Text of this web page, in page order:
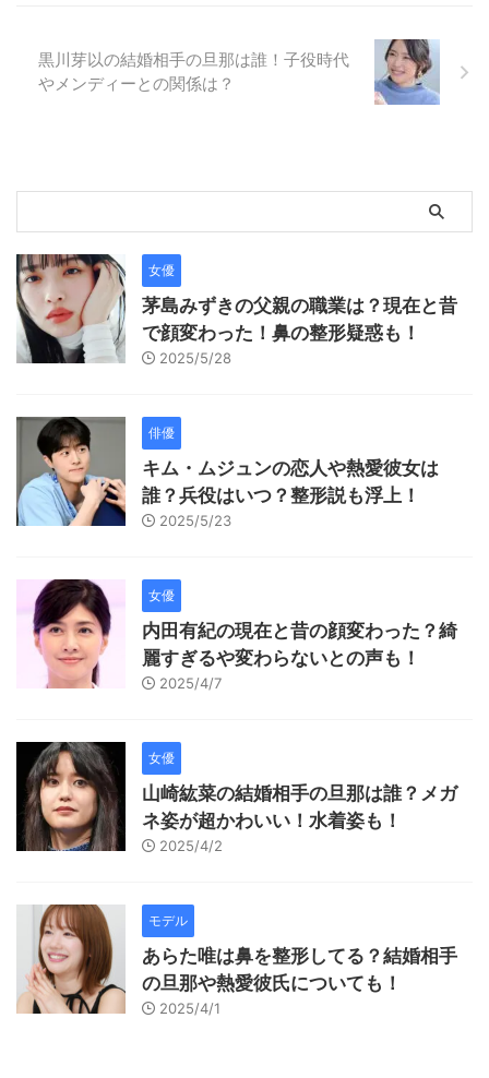
黒川芽以の結婚相手の旦那は誰！子役時代
やメンディーとの関係は？
女優
茅島みずきの父親の職業は？現在と昔
で顔変わった！鼻の整形疑惑も！
2025/5/28
俳優
キム・ムジュンの恋人や熱愛彼女は
誰？兵役はいつ？整形説も浮上！
2025/5/23
女優
内田有紀の現在と昔の顔変わった？綺
麗すぎるや変わらないとの声も！
2025/4/7
女優
山崎紘菜の結婚相手の旦那は誰？メガ
ネ姿が超かわいい！水着姿も！
2025/4/2
モデル
あらた唯は鼻を整形してる？結婚相手
の旦那や熱愛彼氏についても！
2025/4/1